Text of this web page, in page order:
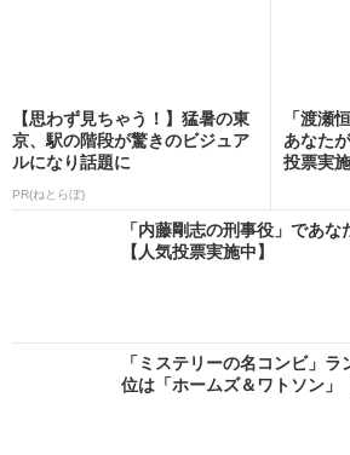
【思わず見ちゃう！】猛暑の東
京、駅の階段が驚きのビジュア
ルになり話題に
PR(ねとらぼ)
「渡瀬
あなた
投票実施
「内藤剛志の刑事役」であ
【人気投票実施中】
「ミステリーの名コンビ」
位は「ホームズ＆ワトソン」